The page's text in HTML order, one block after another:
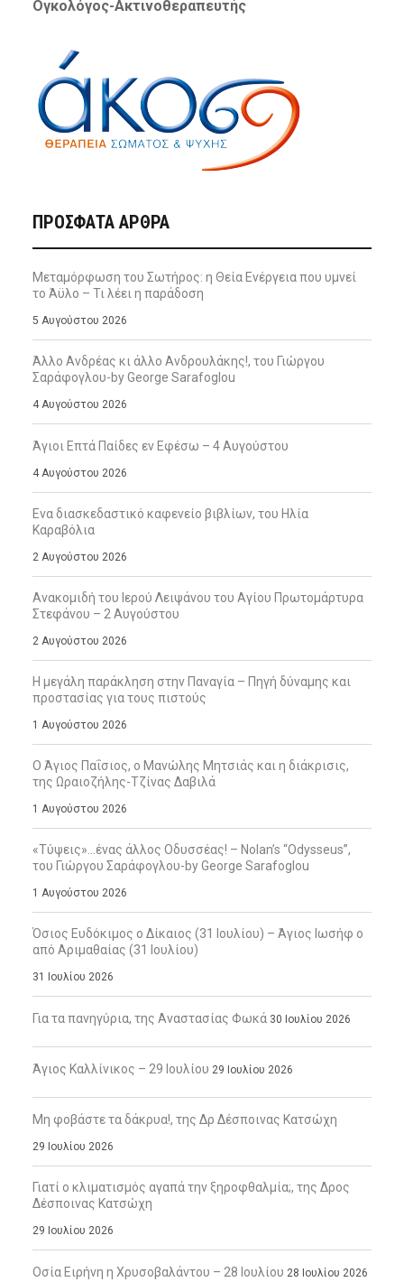
Ογκολόγος-Ακτινοθεραπευτής
ΠΡΌΣΦΑΤΑ ΆΡΘΡΑ
Μεταμόρφωση του Σωτήρος: η Θεία Ενέργεια που υμνεί
το Άϋλο – Τι λέει η παράδοση
5 Αυγούστου 2026
Άλλο Ανδρέας κι άλλο Ανδρουλάκης!, του Γιώργου
Σαράφογλου-by George Sarafoglou
4 Αυγούστου 2026
Άγιοι Επτά Παίδες εν Εφέσω – 4 Αυγούστου
4 Αυγούστου 2026
Ενα διασκεδαστικό καφενείο βιβλίων, του Ηλία
Καραβόλια
2 Αυγούστου 2026
Ανακομιδή του Ιερού Λειψάνου του Αγίου Πρωτομάρτυρα
Στεφάνου – 2 Αυγούστου
2 Αυγούστου 2026
Η μεγάλη παράκληση στην Παναγία – Πηγή δύναμης και
προστασίας για τους πιστούς
1 Αυγούστου 2026
Ο Άγιος Παΐσιος, ο Μανώλης Μητσιάς και η διάκρισις,
της Ωραιοζήλης-Τζίνας Δαβιλά
1 Αυγούστου 2026
«Τύψεις»…ένας άλλος Οδυσσέας! – Nolan’s “Odysseus”,
του Γιώργου Σαράφογλου-by George Sarafoglou
1 Αυγούστου 2026
Όσιος Ευδόκιμος ο Δίκαιος (31 Ιουλίου) – Άγιος Ιωσήφ ο
από Αριμαθαίας (31 Ιουλίου)
31 Ιουλίου 2026
Για τα πανηγύρια, της Αναστασίας Φωκά 30 Ιουλίου 2026
Άγιος Καλλίνικος – 29 Ιουλίου 29 Ιουλίου 2026
Μη φοβάστε τα δάκρυα!, της Δρ Δέσποινας Κατσώχη
29 Ιουλίου 2026
Γιατί ο κλιματισμός αγαπά την ξηροφθαλμία;, της Δρος
Δέσποινας Κατσώχη
29 Ιουλίου 2026
Οσία Ειρήνη η Χρυσοβαλάντου – 28 Ιουλίου 28 Ιουλίου 2026